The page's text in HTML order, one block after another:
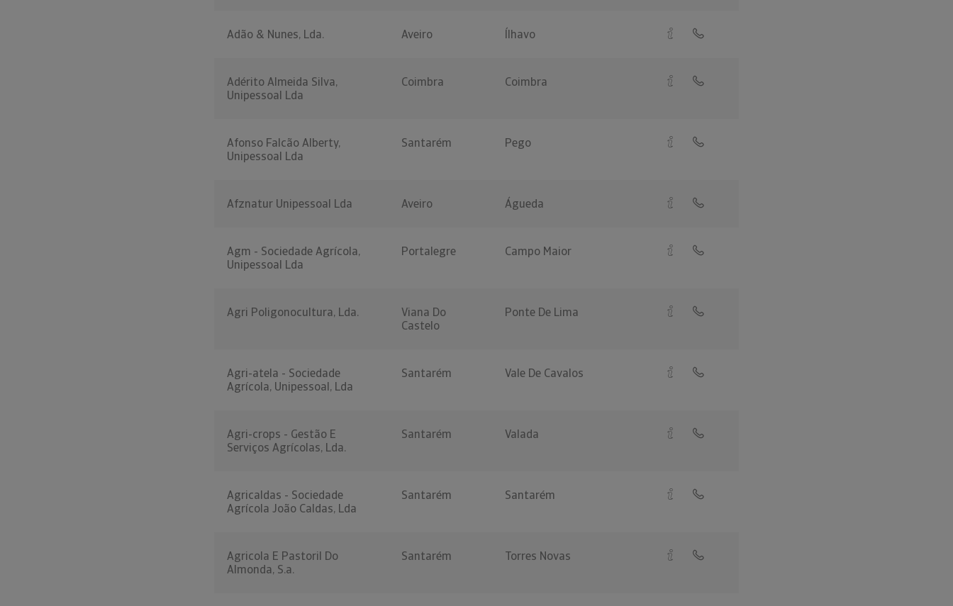
Adão & Nunes, Lda. Aveiro Ílhavo
Adérito Almeida Silva,
Unipessoal Lda
Coimbra Coimbra
Afonso Falcão Alberty,
Unipessoal Lda
Santarém Pego
Afznatur Unipessoal Lda Aveiro Águeda
Agm - Sociedade Agrícola,
Unipessoal Lda
Portalegre Campo Maior
Agri Poligonocultura, Lda.
Viana Do
Castelo
Ponte De Lima
Agri-atela - Sociedade
Agrícola, Unipessoal, Lda
Santarém Vale De Cavalos
Agri-crops - Gestão E
Serviços Agrícolas, Lda.
Santarém Valada
Agricaldas - Sociedade
Agrícola João Caldas, Lda
Santarém Santarém
Agricola E Pastoril Do
Almonda, S.a.
Santarém Torres Novas